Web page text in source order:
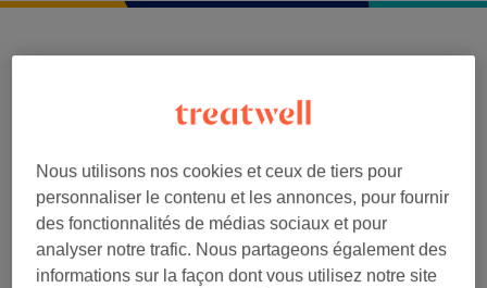
de réservations sur Treatwell. Utilisez la
barre de recherche en haut de la page pour
région.Vous y trouverez de nombreux
professionnels bien notés prêts à vous
accueillir.
Nous utilisons nos cookies et ceux de tiers pour
personnaliser le contenu et les annonces, pour fournir
des fonctionnalités de médias sociaux et pour
analyser notre trafic. Nous partageons également des
informations sur la façon dont vous utilisez notre site